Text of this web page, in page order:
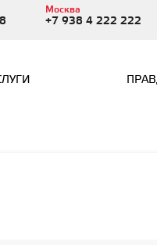
Москва
+7 938 4 222 222